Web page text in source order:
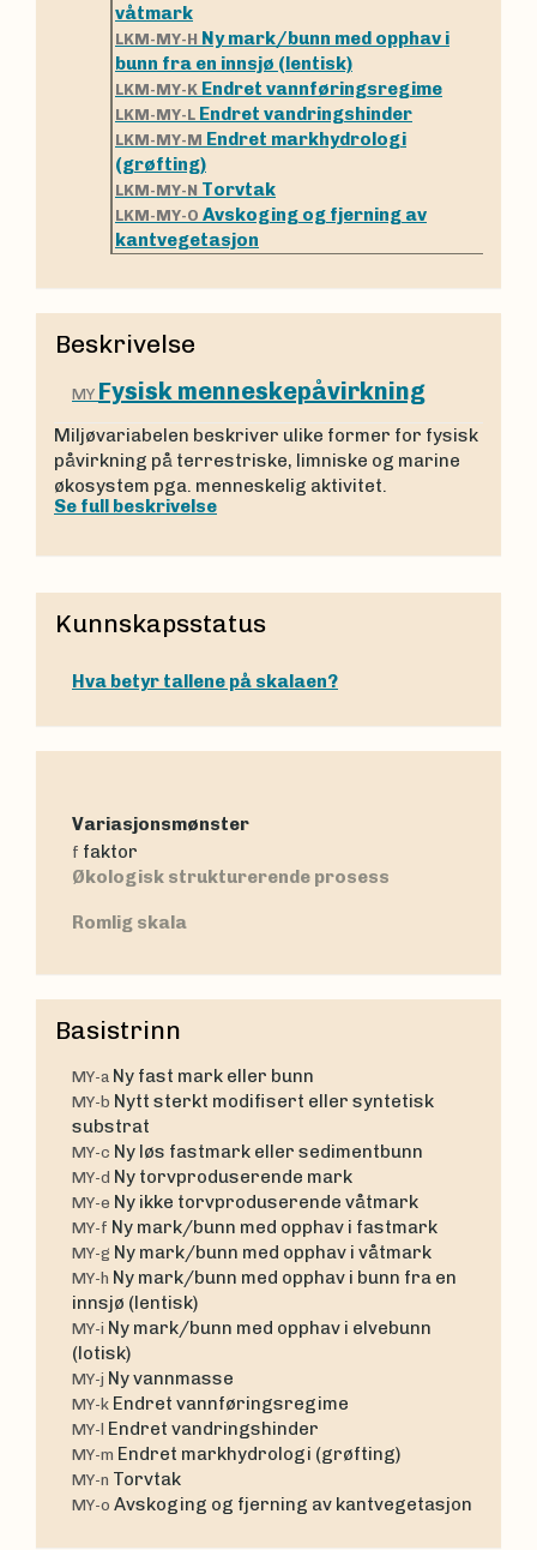
våtmark
LKM-MY-H Ny mark/bunn med opphav i
bunn fra en innsjø (lentisk)
LKM-MY-K Endret vannføringsregime
LKM-MY-L Endret vandringshinder
LKM-MY-M Endret markhydrologi
(grøfting)
LKM-MY-N Torvtak
LKM-MY-O Avskoging og fjerning av
kantvegetasjon
Beskrivelse
MY Fysisk menneskepåvirkning
Miljøvariabelen beskriver ulike former for fysisk
påvirkning på terrestriske, limniske og marine
økosystem pga. menneskelig aktivitet.
Se full beskrivelse
Kunnskapsstatus
Hva betyr tallene på skalaen?
Variasjonsmønster
f faktor
Økologisk strukturerende prosess
Romlig skala
Basistrinn
MY-a Ny fast mark eller bunn
MY-b Nytt sterkt modifisert eller syntetisk
substrat
MY-c Ny løs fastmark eller sedimentbunn
MY-d Ny torvproduserende mark
MY-e Ny ikke torvproduserende våtmark
MY-f Ny mark/bunn med opphav i fastmark
MY-g Ny mark/bunn med opphav i våtmark
MY-h Ny mark/bunn med opphav i bunn fra en
innsjø (lentisk)
MY-i Ny mark/bunn med opphav i elvebunn
(lotisk)
MY-j Ny vannmasse
MY-k Endret vannføringsregime
MY-l Endret vandringshinder
MY-m Endret markhydrologi (grøfting)
MY-n Torvtak
MY-o Avskoging og fjerning av kantvegetasjon